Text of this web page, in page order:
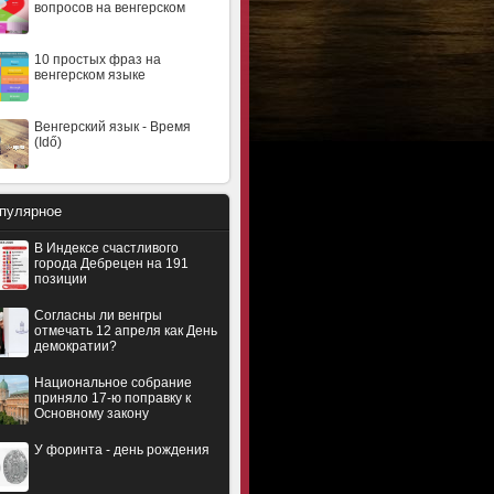
вопросов на венгерском
10 простых фраз на
венгерском языке
Венгерский язык - Время
(Idő)
В Индексе счастливого
города Дебрецен на 191
позиции
Согласны ли венгры
отмечать 12 апреля как День
демократии?
Национальное собрание
приняло 17-ю поправку к
Основному закону
У форинта - день рождения